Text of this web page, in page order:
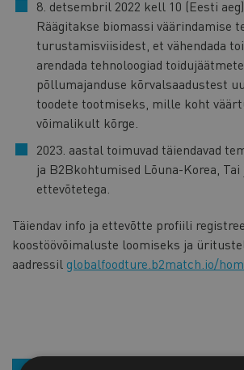
8. detsembril 2022 kell 10 (Eesti
Räägitakse biomassi väärindamise
turustamisviisidest, et vähendada
arendada tehnoloogiad
põllumajanduse kõrvalsaadustest
toodete tootmiseks, mille koht
võimalikult kõrge.
2023. aastal toimuvad täiendavad
ja B2Bkohtumised Lõuna-Korea, Tai
ettevõtetega.
Täiendav info ja ettevõtte profiili
koostöövõimaluste loomiseks ja
aadressil globalfoodture.b2match.io/